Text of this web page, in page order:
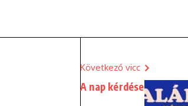
Következő vicc
A nap kérdése